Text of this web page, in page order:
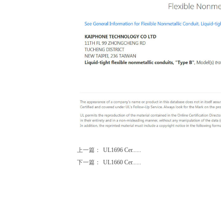
上一篇：
UL1696 Cer......
下一篇：
UL1660 Cer......